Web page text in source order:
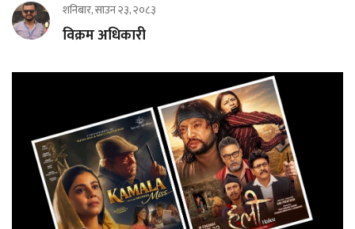
शनिबार, साउन २३, २०८३
विक्रम अधिकारी